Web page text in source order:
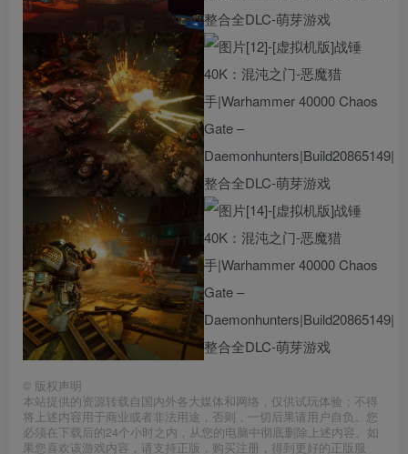
© 版权声明
本站提供的资源转载自国内外各大媒体和网络，仅供试玩体验；不得
将上述内容用于商业或者非法用途，否则，一切后果请用户自负。您
必须在下载后的24个小时之内，从您的电脑中彻底删除上述内容。如
果您喜欢该游戏内容，请支持正版，购买注册，得到更好的正版服